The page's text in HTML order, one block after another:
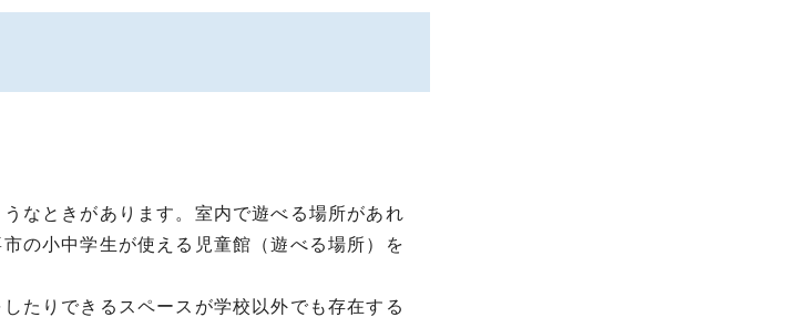
なときがあります。室内で遊べる場所があれ
の小中学生が使える児童館（遊べる場所）を
たりできるスペースが学校以外でも存在する